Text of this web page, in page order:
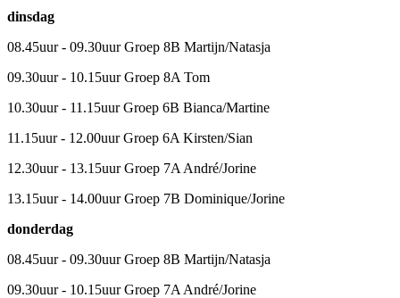
dinsdag
08.45uur - 09.30uur Groep 8B Martijn/Natasja
09.30uur - 10.15uur Groep 8A Tom
10.30uur - 11.15uur Groep 6B Bianca/Martine
11.15uur - 12.00uur Groep 6A Kirsten/Sian
12.30uur - 13.15uur Groep 7A André/Jorine
13.15uur - 14.00uur Groep 7B Dominique/Jorine
donderdag
08.45uur - 09.30uur Groep 8B Martijn/Natasja
09.30uur - 10.15uur Groep 7A André/Jorine